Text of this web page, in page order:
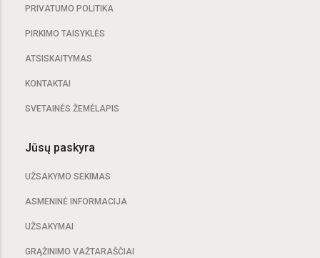
PRIVATUMO POLITIKA
PIRKIMO TAISYKLĖS
ATSISKAITYMAS
KONTAKTAI
SVETAINĖS ŽEMĖLAPIS
Jūsų paskyra
UŽSAKYMO SEKIMAS
ASMENINĖ INFORMACIJA
UŽSAKYMAI
GRĄŽINIMO VAŽTARAŠČIAI